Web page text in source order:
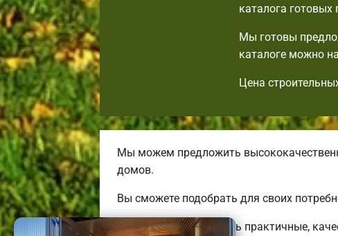
каталога готовых
Мы готовы
каталоге можно
Цена
Мы можем предложить
домов.
Вы сможете подобрать для своих
Мы готовы предложить практичные,